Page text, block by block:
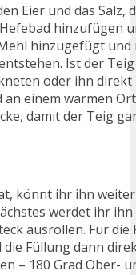
Eier und das Salz,
hinzufügen
hinzugefügt
Ist der
oder ihn
an einem warmen
damit der Teig
könnt ihr ihn
werdet ihr
ausrollen. Für
Füllung dann
– 180 Grad Ober-